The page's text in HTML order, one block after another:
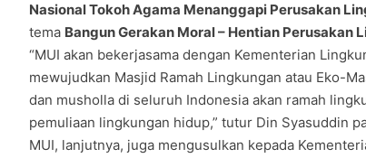
Nasional Tokoh Agama Menanggapi Perusakan
tema Bangun Gerakan Moral – Hentian Perusakan
“MUI akan bekerjasama dengan Kementerian
mewujudkan Masjid Ramah Lingkungan atau Eko-
dan musholla di seluruh Indonesia akan ramah
pemuliaan lingkungan hidup,” tutur Din Syasuddin
MUI, lanjutnya, juga mengusulkan kepada